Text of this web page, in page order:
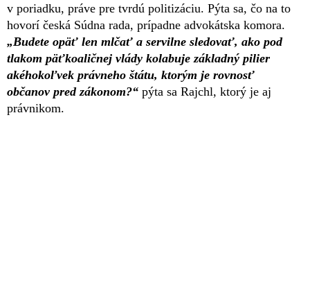
v poriadku, práve pre tvrdú politizáciu. Pýta sa, čo na to
hovorí česká Súdna rada, prípadne advokátska komora.
„Budete opäť len mlčať a servilne sledovať, ako pod
tlakom päťkoaličnej vlády kolabuje základný pilier
akéhokoľvek právneho štátu, ktorým je rovnosť
občanov pred zákonom?“ pýta sa Rajchl, ktorý je aj
právnikom.